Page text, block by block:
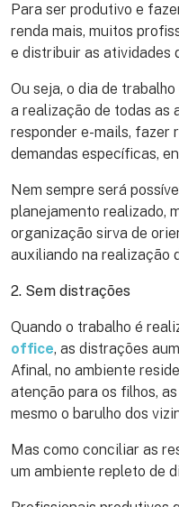
Para ser produtivo e
renda mais, muitos
e distribuir as atividades
Ou seja, o dia de
a realização de todas as
responder e-mails, fazer
demandas específicas,
Nem sempre será
planejamento realizado,
organização sirva de
auxiliando na realização
2. Sem distrações
Quando o trabalho é
office, as distrações
Afinal, no ambiente
atenção para os filhos,
mesmo o barulho dos
Mas como conciliar as
um ambiente repleto de